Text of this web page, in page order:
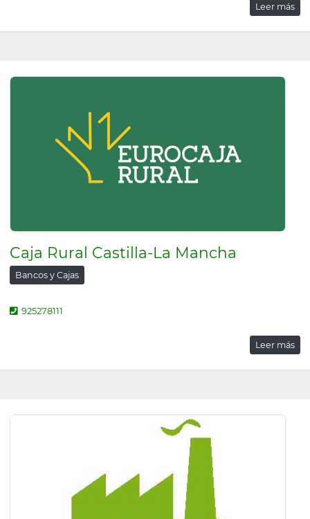
Leer más
Caja Rural Castilla-La Mancha
Bancos y Cajas
925278111
Leer más